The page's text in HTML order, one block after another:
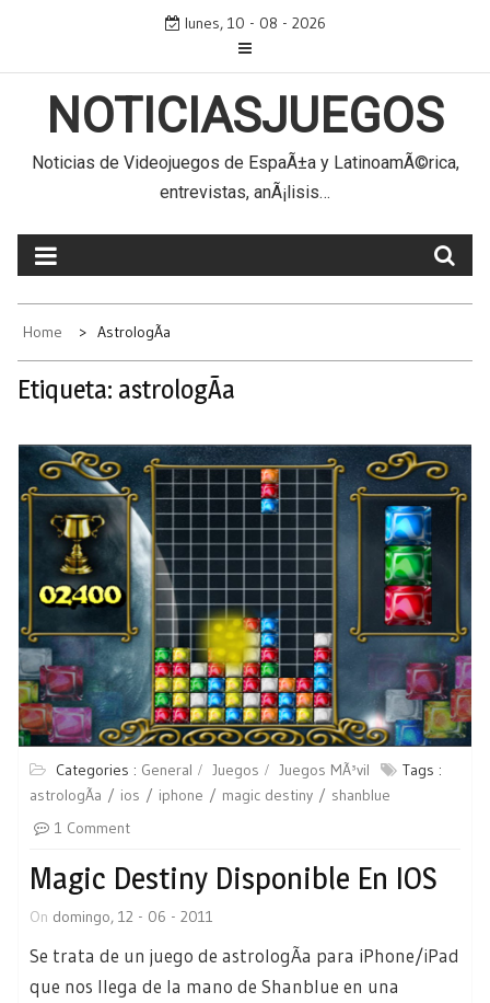
lunes, 10 - 08 - 2026
NOTICIASJUEGOS
Noticias de Videojuegos de EspaÃ±a y LatinoamÃ©rica,
entrevistas, anÃ¡lisis…
Home AstrologÃ­a
Etiqueta: astrologÃ­a
Categories : General Juegos Juegos MÃ³vil
Tags :
astrologÃ­a
ios iphone magic destiny
shanblue
1 Comment
Magic Destiny Disponible En IOS
On domingo, 12 - 06 - 2011
Se trata de un juego de astrologÃ­a para iPhone/iPad
que nos llega de la mano de Shanblue en una